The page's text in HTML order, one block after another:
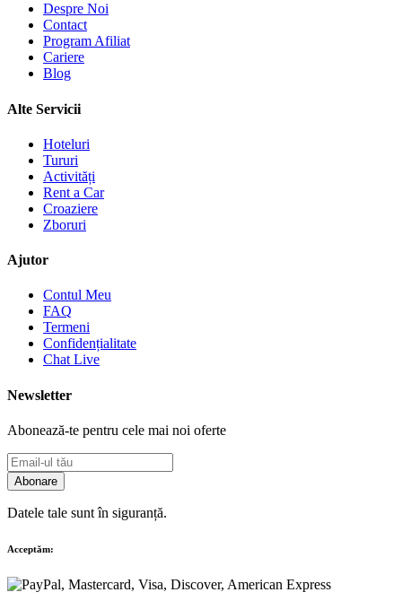
Despre Noi
Contact
Program Afiliat
Cariere
Blog
Alte Servicii
Hoteluri
Tururi
Activități
Rent a Car
Croaziere
Zboruri
Ajutor
Contul Meu
FAQ
Termeni
Confidențialitate
Chat Live
Newsletter
Abonează-te pentru cele mai noi oferte
Abonare
Datele tale sunt în siguranță.
Acceptăm: